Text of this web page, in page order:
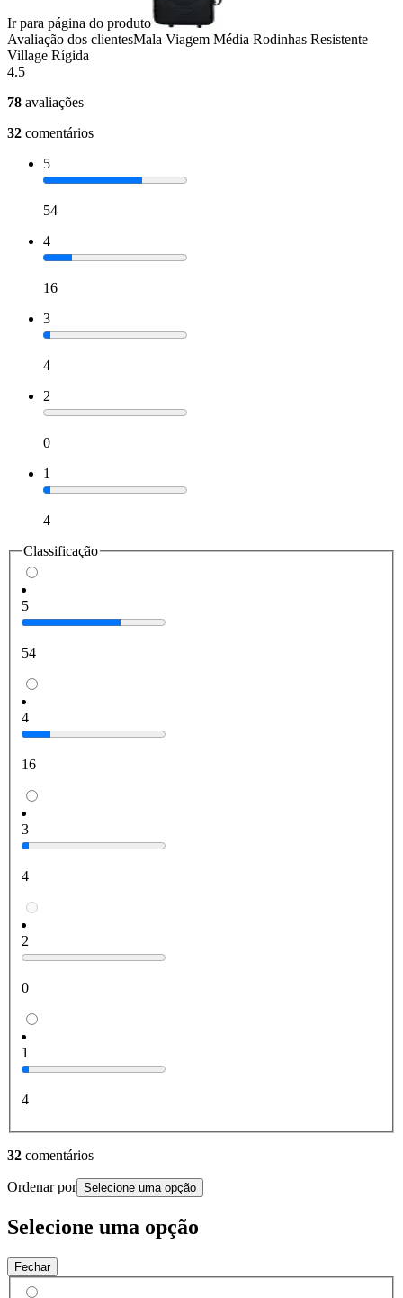
Ir para página do produto
Avaliação dos clientesMala Viagem Média Rodinhas Resistente
Village Rígida
4.5
78 avaliações
32 comentários
5
54
4
16
3
4
2
0
1
4
Classificação
5
54
4
16
3
4
2
0
1
4
32 comentários
Ordenar por Selecione uma opção
Selecione uma opção
Fechar